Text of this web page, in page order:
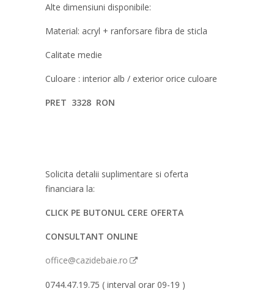
Alte dimensiuni disponibile:
Material: acryl + ranforsare fibra de sticla
Calitate medie
Culoare : interior alb / exterior orice culoare
PRET 3328 RON
Solicita detalii suplimentare si oferta
financiara la:
CLICK PE BUTONUL CERE OFERTA
CONSULTANT ONLINE
office@cazidebaie.ro
0744.47.19.75 ( interval orar 09-19 )